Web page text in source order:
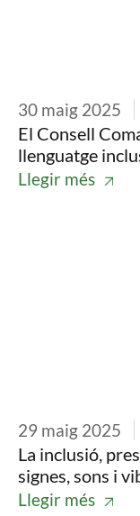
30 maig 2025
El Consell
llenguatge
Llegir més
29 maig 2025
La inclusió,
signes, sons i
Llegir més